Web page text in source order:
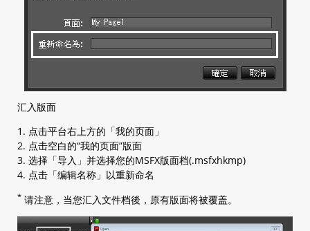
汇入版面
1. 点击平台右上方的「我的页面」
2. 点击空白的“我的页面”版面
3. 选择「导入」并选择您的MSFX版面档(.msfxhkmp)
4. 点击「编辑名称」以重新命名
* 请注意，当您汇入文件档後，原有版面将被覆盖。